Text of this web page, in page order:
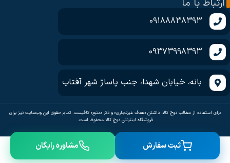
ارتباط با ما
09188838393
09373998393
بانه، خیابان شهدا، جنب پاساژ شهر آفتاب
برای استفاده از مطالب دوج کالا، داشتن «هدف غیرتجاری» و ذکر «منبع» کافیست. تمام حقوق اين وب‌سايت نیز برای
فروشگاه اینترنتی دوج کالا محفوظ است.
ثبت سفارش مشاوره رایگان